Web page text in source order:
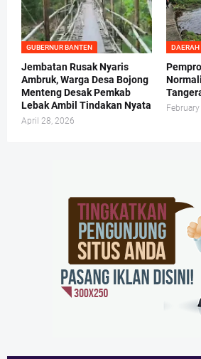
GUBERNUR BANTEN
Jembatan Rusak Nyaris
Ambruk, Warga Desa Bojong
Menteng Desak Pemkab
Lebak Ambil Tindakan Nyata
April 28, 2026
DAERAH